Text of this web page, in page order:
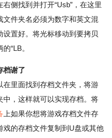
右侧找到并打开“Usb”，在这里
件夹名必须为数字和英文混
置好。将光标移动到要拷贝
“LB。
档谢了
里面找到存档文件夹，将游
中，这样就可以实现存档。将
上如果你想将游戏存档文件存
的存档文件复制到U盘或其他